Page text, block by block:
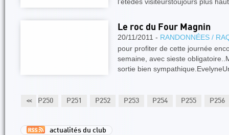
Le roc du Four Magnin
20/11/2011 - RANDONNÉES /
pour profiter de cette journée
semaine, avec sieste
sortie bien
<< P250 P251 P252 P253 P254 P255 P256
actualités du club